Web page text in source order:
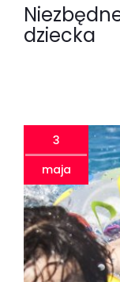
dziecka
3
maja